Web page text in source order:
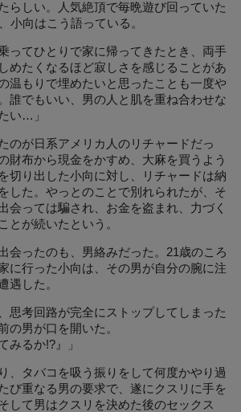
らしい。人気絶頂で毎晩遊び回っていた
小向はこう語っている。
ってひとりで家に帰ってきたとき、両手
めたくなるほど寂しさを感じることがあ
温もりで埋めたいと思ったことも一度や
誰でもいい、男の人と肌を重ね合わせな
い…」
のが日系アメリカ人のリチャードだっ
財布から現金をかすめ、大麻を買うよう
切り出した小向に対し、リチャードは納
した。やっとのことで別れられたが、そ
会っては騙され、お金を盗まれ、力づく
とが続いたという。
会ったのも、男絡みだった。21歳のころ
に行った小向は、その男が自分の腕に注
遇した。
思考回路が完全にストップしてしまった
の男が口を開いた。
みるか!?』」
、タバコを吸う振りをして何度かやり過
び重なる男の要求で、遂にクスリに手を
して男はクスリを決めた後のセックス